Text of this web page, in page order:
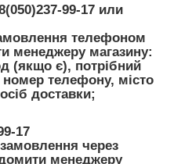
99-17 или
телефоном
менеджеру магазину:
(якщо є), потрібний
номер телефону, місто
доставки;
17
через
менеджеру